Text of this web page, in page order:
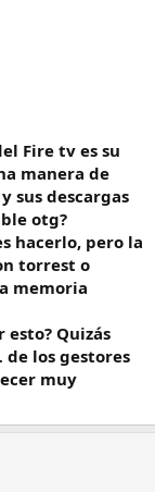
Fire tv es su
manera de
sus descargas
otg?
hacerlo, pero la
torrest o
memoria
Quizás
los gestores
muy